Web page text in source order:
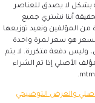
بشكل لا يصدق للعناصر
أننا نشتري جميع
من المؤلفين ونعيد توزيعها
هو سعر لمرة واحدة
وليس دفعة متكررة. لا يتم
الأصلي إذا تم الشراء
والعرض التوضيحي